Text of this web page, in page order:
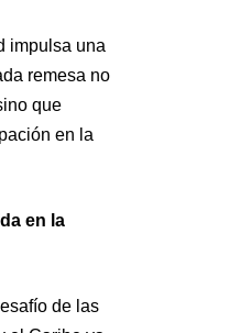
impulsa una
remesa no
que
en la
en la
de las